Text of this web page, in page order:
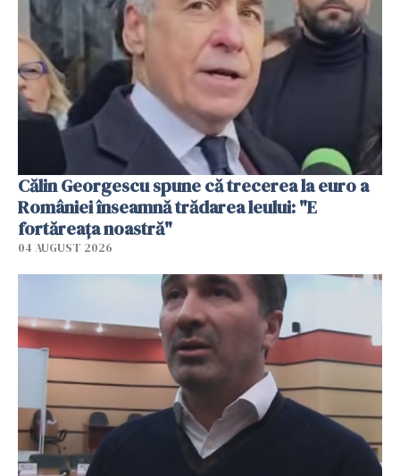
Călin Georgescu spune că trecerea la euro a
României înseamnă trădarea leului: "E
fortăreața noastră"
04 AUGUST 2026